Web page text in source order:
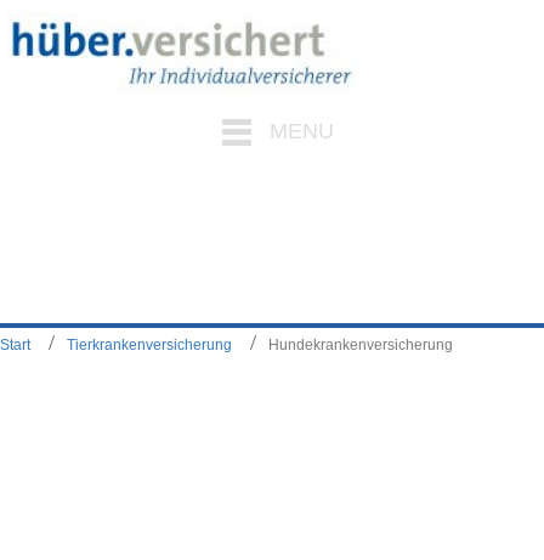
MENU
Start Tierkrankenversicherung Hundekrankenversicherung